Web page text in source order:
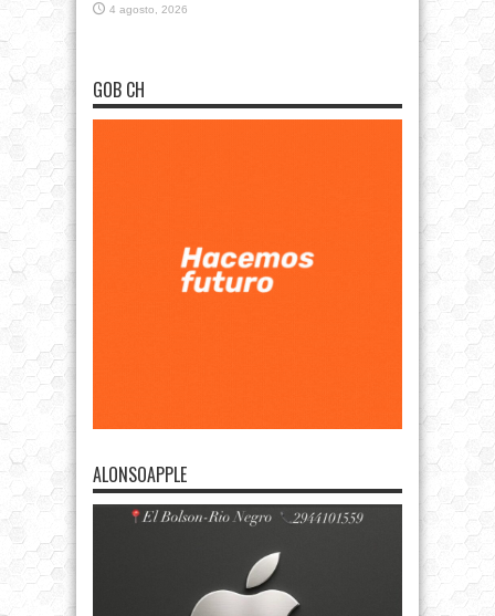
4 agosto, 2026
GOB CH
ALONSOAPPLE